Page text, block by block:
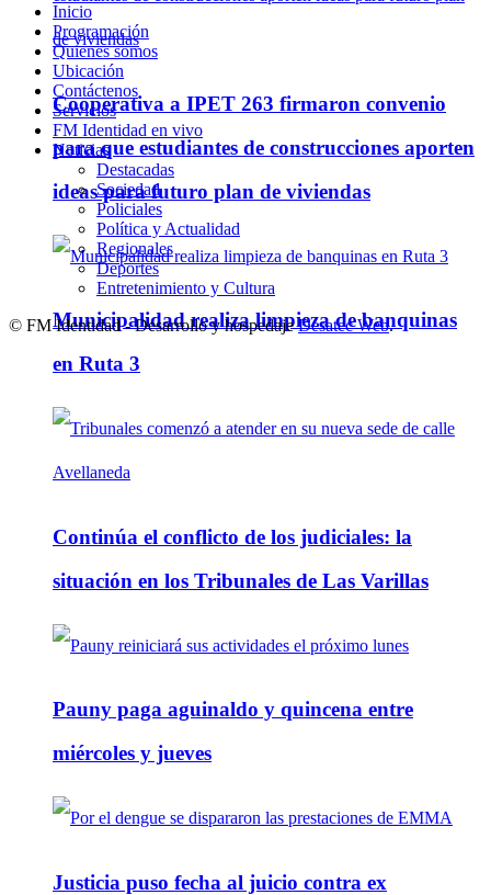
Cooperativa a IPET 263 firmaron convenio
para que estudiantes de construcciones aporten
ideas para futuro plan de viviendas
Municipalidad realiza limpieza de banquinas
en Ruta 3
Continúa el conflicto de los judiciales: la
situación en los Tribunales de Las Varillas
Pauny paga aguinaldo y quincena entre
miércoles y jueves
Justicia puso fecha al juicio contra ex
Inicio
Programación
Quienes somos
Ubicación
Contáctenos
Servicios
FM Identidad en vivo
Noticias
Destacadas
Sociedad
Policiales
Política y Actualidad
Regionales
Deportes
Entretenimiento y Cultura
© FM Identidad - Desarrollo y hospedajeDesatec Web.